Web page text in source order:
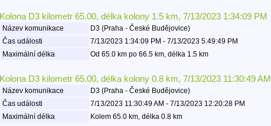
Kolona D3 kilometr 65.00, délka kolony 1.5 km, 7/13/2023 1:34:09 PM
Název komunikace D3 (Praha - České Budějovice)
Čas události
7/13/2023 1:34:09 PM - 7/13/2023 5:49:49 PM
Maximální délka
Od 65.0 km po 66.5 km, délka 1.5 km
Kolona D3 kilometr 65.00, délka kolony 0.8 km, 7/13/2023 11:30:49 AM
Název komunikace D3 (Praha - České Budějovice)
Čas události
7/13/2023 11:30:49 AM - 7/13/2023 12:20:28 PM
Maximální délka
Kolem 65.0 km, délka 0.8 km